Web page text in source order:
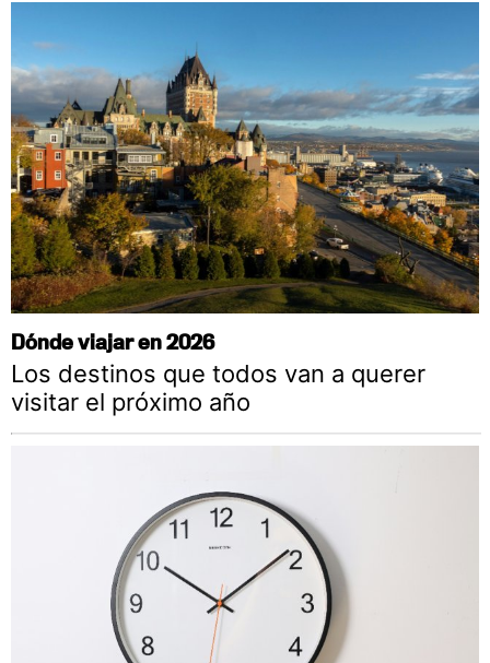
Dónde viajar en 2026
Los destinos que todos van a querer
visitar el próximo año